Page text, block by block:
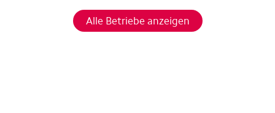
Alle Betriebe anzeigen